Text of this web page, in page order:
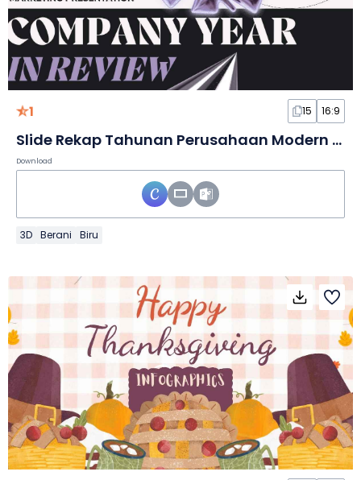
1 15 16:9
Slide Rekap Tahunan Perusahaan Modern yang Berani
Download
3D Berani Biru